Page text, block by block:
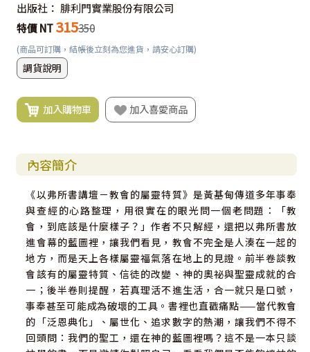
出版社： 腓利門實業股份有限公司
特價 NT 315350
(商品可訂購，結帳後立刻為您進貨，請安心訂購)
調貨說明
加入購物車 加入喜愛商品
內容簡介
《以弗所書講壇－教會的屬靈特質》是黃基甸傳道多年事奉
與查經的心路整理，用很實在的眼光問一個老問題：「教
會，到底該是什麼樣子？」作者不只解經，還把以弗所書放
進會幕的藍圖裡，讓我們看見，教會不完全是人湊在一起的
地方，而是天上各樣屬靈福氣落在地上的見證。前半卷談教
會該有的屬靈特質、信徒的改變、神的奧祕與聖靈成就的合
一；後半卷則提醒，若真理活不進生活，合一就只是口號，
事奉甚至可能成為破壞的工具。書裡也直戳痛點——當代教會
的「泛恩典化」、屬世化、追求數字的熱潮，讓我們不得不
回頭問：我們的聖工，還在神的藍圖裡嗎？這不是一本只談